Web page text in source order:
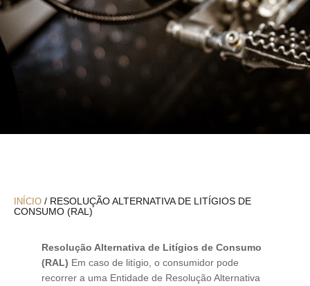
INÍCIO / RESOLUÇÃO ALTERNATIVA DE LITÍGIOS DE
CONSUMO (RAL)
Resolução Alternativa de Litígios de Consumo
(RAL) Em caso de litígio, o consumidor pode
recorrer a uma Entidade de Resolução Alternativa